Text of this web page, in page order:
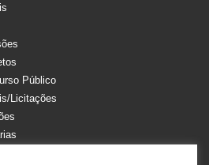
Público
Licitações